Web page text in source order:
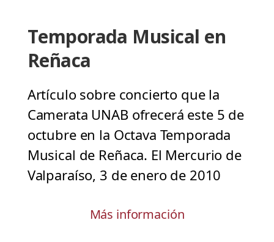
Temporada Musical en
Reñaca
Artículo sobre concierto que la
Camerata UNAB ofrecerá este 5 de
octubre en la Octava Temporada
Musical de Reñaca. El Mercurio de
Valparaíso, 3 de enero de 2010
Más información